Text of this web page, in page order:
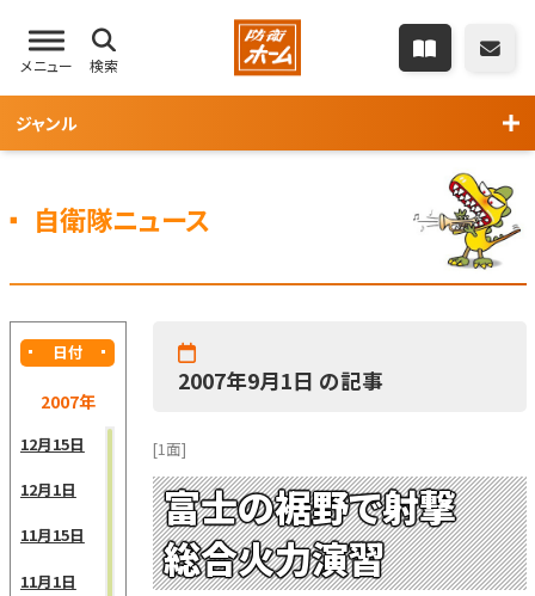
メニュー 検索
ジャンル
自衛隊ニュース
日付
2007年
12月15日
12月1日
11月15日
11月1日
2007年9月1日 の記事
[1面]
富士の裾野で射撃
総合火力演習